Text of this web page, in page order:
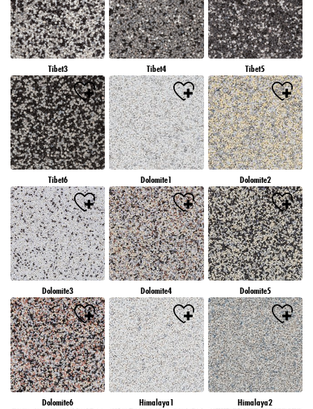
Tibet3 Tibet4 Tibet5
Tibet6 Dolomite1 Dolomite2
Dolomite3 Dolomite4 Dolomite5
Dolomite6 Himalaya1 Himalaya2